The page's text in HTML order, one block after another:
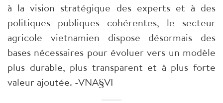
à la vision stratégique des experts et à des
politiques publiques cohérentes, le secteur
agricole vietnamien dispose désormais des
bases nécessaires pour évoluer vers un modèle
plus durable, plus transparent et à plus forte
valeur ajoutée. -VNA§VI